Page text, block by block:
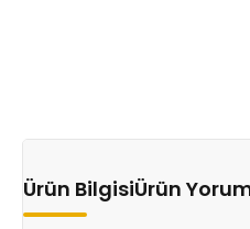
Ürün BilgisiÜrün